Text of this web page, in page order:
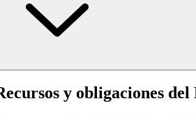
y obligaciones del